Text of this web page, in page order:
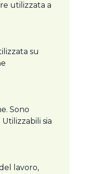
utilizzata a
su
Sono
sia
lavoro,